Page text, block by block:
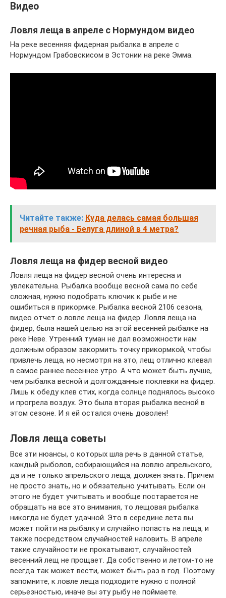
Видео
Ловля леща в апреле с Нормундом видео
На реке весенняя фидерная рыбалка в апреле с
Нормундом Грабовскисом в Эстонии на реке Эмма.
Читайте также: Куда делась самая большая
речная рыба - Белуга длиной в 4 метра?
Ловля леща на фидер весной видео
Ловля леща на фидер весной очень интересна и
увлекательна. Рыбалка вообще весной сама по себе
сложная, нужно подобрать ключик к рыбе и не
ошибиться в прикормке. Рыбалка весной 2106 сезона,
видео отчет о ловле леща на фидер. Ловля леща на
фидер, была нашей целью на этой весенней рыбалке на
реке Неве. Утренний туман не дал возможности нам
должным образом закормить точку прикормкой, чтобы
привлечь леща, но несмотря на это, лещ отлично клевал
в самое раннее весеннее утро. А что может быть лучше,
чем рыбалка весной и долгожданные поклевки на фидер.
Лишь к обеду клев стих, когда солнце поднялось высоко
и прогрела воздух. Это была вторая рыбалка весной в
этом сезоне. И я ей остался очень доволен!
Ловля леща советы
Все эти нюансы, о которых шла речь в данной статье,
каждый рыболов, собирающийся на ловлю апрельского,
да и не только апрельского леща, должен знать. Причем
не просто знать, но и обязательно учитывать. Если он
этого не будет учитывать и вообще постарается не
обращать на все это внимания, то лещовая рыбалка
никогда не будет удачной. Это в середине лета вы
может пойти на рыбалку и случайно попасть на леща, и
также посредством случайностей наловить. В апреле
такие случайности не прокатывают, случайностей
весенний лещ не прощает. Да собственно и летом-то не
всегда так может вести, может быть раз в год. Поэтому
запомните, к ловле леща подходите нужно с полной
серьезностью, иначе вы эту рыбу не поймаете.